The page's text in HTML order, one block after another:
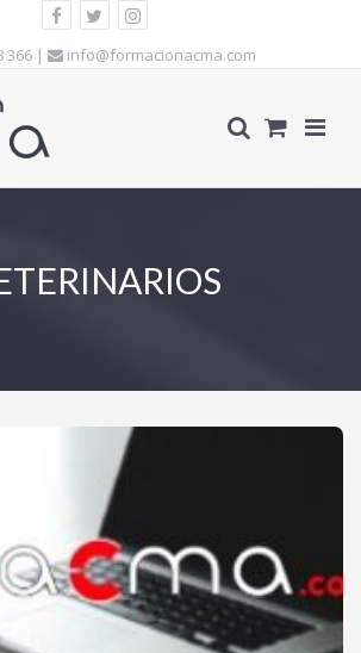
366 | info@formacionacma.com